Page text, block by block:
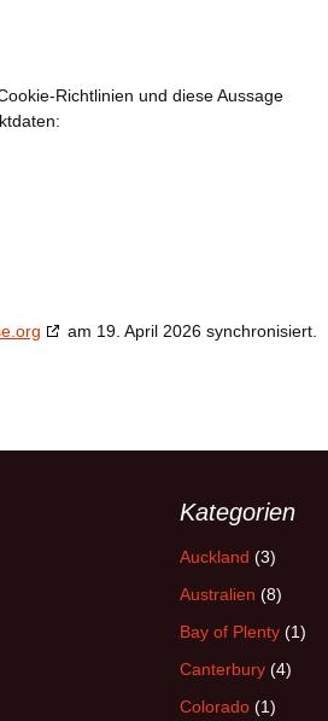
Richtlinien und diese Aussage
am 19. April 2026 synchronisiert.
Kategorien
Auckland (3)
Australien (8)
Bay of Plenty (1)
Canterbury (4)
Colorado (1)